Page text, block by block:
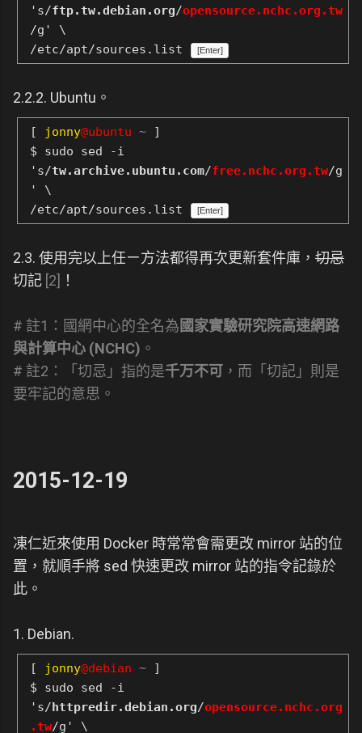
's/ftp.tw.debian.org/opensource.nchc.org.tw
/g' \
/etc/apt/sources.list
[Enter]
2.2.2. Ubuntu。
[ jonny@ubuntu ~ ]
$ sudo sed -i
's/tw.archive.ubuntu.com/free.nchc.org.tw/g
' \
/etc/apt/sources.list
[Enter]
2.3. 使用完以上任ㄧ方法都得再次更新套件庫， 切忌
切記 [2] ！
# 註1：國網中心的全名為國家實驗研究院高速網路
與計算中心 (NCHC) 。
# 註2：「切忌」指的是千万不可 ，而「切記」則是
要牢記的意思。
2015-12-19
凍仁近來使用 Docker 時常常會需更改 mirror 站的位
置，就順手將 sed 快速更改 mirror 站的指令記錄於
此。
1. Debian.
[ jonny@debian ~ ]
$ sudo sed -i
's/httpredir.debian.org/opensource.nchc.org
.tw/g' \